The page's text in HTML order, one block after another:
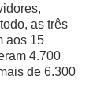
as três
aos 15
4.700
de 6.300